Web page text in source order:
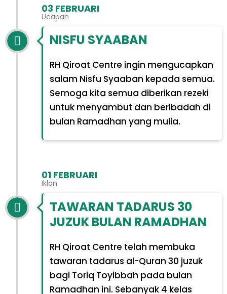
03 FEBRUARI
Ucapan
NISFU SYAABAN
RH Qiroat Centre ingin mengucapkan
salam Nisfu Syaaban kepada semua.
Semoga kita semua diberikan rezeki
untuk menyambut dan beribadah di
bulan Ramadhan yang mulia.
01 FEBRUARI
Iklan
TAWARAN TADARUS 30
JUZUK BULAN RAMADHAN
RH Qiroat Centre telah membuka
tawaran tadarus al-Quran 30 juzuk
bagi Toriq Toyibbah pada bulan
Ramadhan ini. Sebanyak 4 kelas